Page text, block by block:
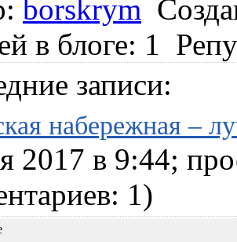
borskrym
в блоге: 1
записи:
набережная –
2017 в 9:44;
1)